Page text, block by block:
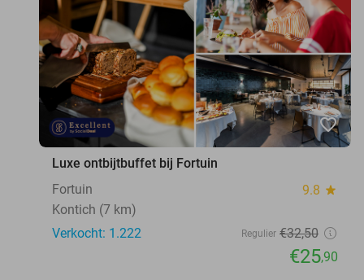
favorite_border
Luxe ontbijtbuffet bij Fortuin
Fortuin
9.8 star
Kontich (7 km)
Verkocht: 1.222
Regulier €32,50
€25,90